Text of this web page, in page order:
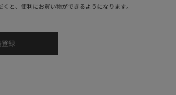
と、便利にお買い物ができるようになります。